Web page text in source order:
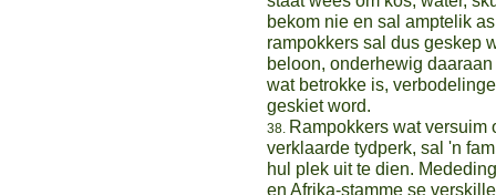
bekom nie en sal amptelik
rampokkers sal dus geskep
beloon, onderhewig
wat betrokke is,
geskiet word.
Rampokkers wat versuim
verklaarde tydperk, sal 'n
hul plek uit te dien.
en Afrika-stamme se